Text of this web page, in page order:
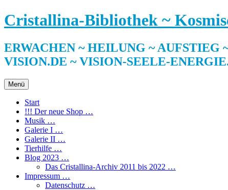
Zum
Inhalt
Cristallina-Bibliothek ~
ERWACHEN ~ HEILUNG ~ AUFSTIEG
VISION.DE ~ VISION-SEELE-
Menü
Start
!!! Der neue Shop …
Musik …
Galerie I …
Galerie II …
Tierhilfe …
Blog 2023 …
Das Cristallina-Archiv 2011 bis 2022 …
Impressum …
Datenschutz …